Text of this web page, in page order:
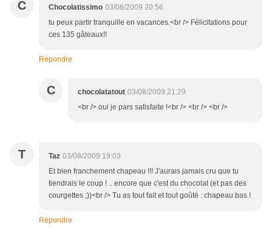
C Chocolatissimo 03/08/2009 20:56
tu peux partir tranquille en vacances.<br /> Félicitations pour
ces 135 gâteaux!!
Répondre
C chocolatatout 03/08/2009 21:29
<br /> oui je pars satisfaite !<br /> <br /> <br />
T Taz 03/08/2009 19:03
Et bien franchement chapeau !!! J'aurais jamais cru que tu
tiendrais le coup ! .. encore que c'est du chocolat (et pas des
courgettes ;))<br /> Tu as tout fait et tout goûté : chapeau bas !
Répondre